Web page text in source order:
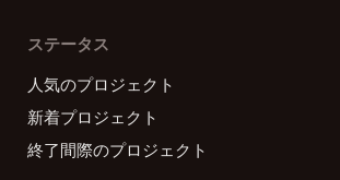
ステータス
人気のプロジェクト
新着プロジェクト
終了間際のプロジェクト